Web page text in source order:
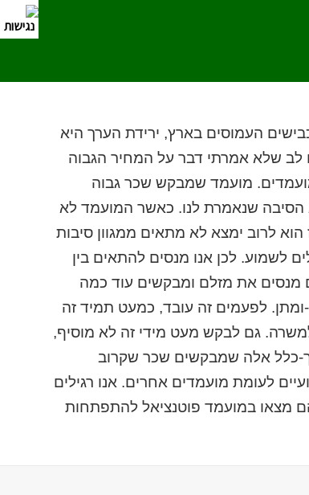
העמוסים בארץ, ירידת הערך היא
שלא אמרתי דבר על המחיר הגבוה
מועמדים. מועמד שמבקש שכר גבוה
הסיבה שנאמרת לנו. כאשר המועמד לא
לרוב ימצא לא מתאים ממגוון סיבות
לשמוע. לכן אנו מנסים להתאים בין
מנסים את מזלם ומבקשים עוד כמה
לפעמים זה עובד, כמעט תמיד זה
גם לבקש מעט מידי זה לא מוסיף,
כלל אלה שמבקשים שכר שקרוב
לעומת מועמדים אחרים. אנו רגילים
מצאו במועמד פוטנציאל להתפתחות